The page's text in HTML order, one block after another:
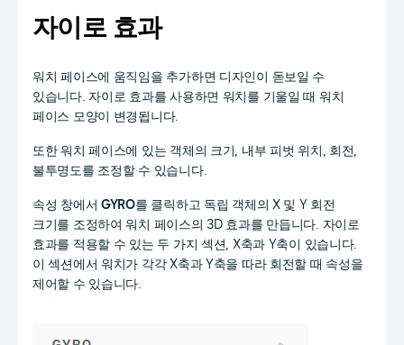
자이로 효과
워치 페이스에 움직임을 추가하면 디자인이 돋보일 수
있습니다. 자이로 효과를 사용하면 워치를 기울일 때 워치
페이스 모양이 변경됩니다.
또한 워치 페이스에 있는 객체의 크기, 내부 피벗 위치, 회전,
불투명도를 조정할 수 있습니다.
속성 창에서GYRO를 클릭하고 독립 객체의 X 및 Y 회전
크기를 조정하여 워치 페이스의 3D 효과를 만듭니다. 자이로
효과를 적용할 수 있는 두 가지 섹션, X축과 Y축이 있습니다.
이 섹션에서 워치가 각각 X축과 Y축을 따라 회전할 때 속성을
제어할 수 있습니다.